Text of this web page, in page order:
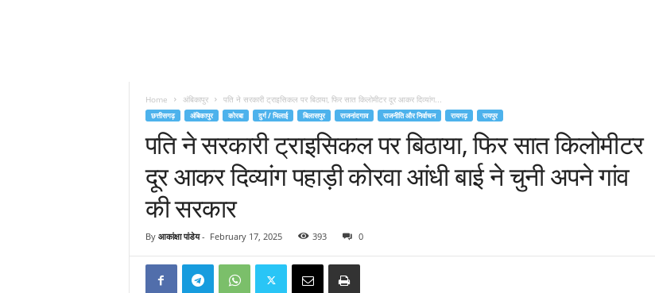
Home अंबिकापुर पति ने सरकारी ट्राइसिकल पर बिठाया, फिर सात किलोमीटर दूर आकर दिव्यांग...
छत्तीसगढ़ अंबिकापुर कोरबा दुर्ग / भिलाई बिलासपुर राजनांदगाव राजनीति और निर्वाचन रायगढ़ रायपुर
पति ने सरकारी ट्राइसिकल पर बिठाया, फिर सात किलोमीटर
दूर आकर दिव्यांग पहाड़ी कोरवा आंधी बाई ने चुनी अपने गांव
की सरकार
By आकांक्षा पांडेय- February 17, 2025 393 0